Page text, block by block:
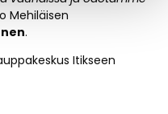
Mehiläisen
.
Itikseen